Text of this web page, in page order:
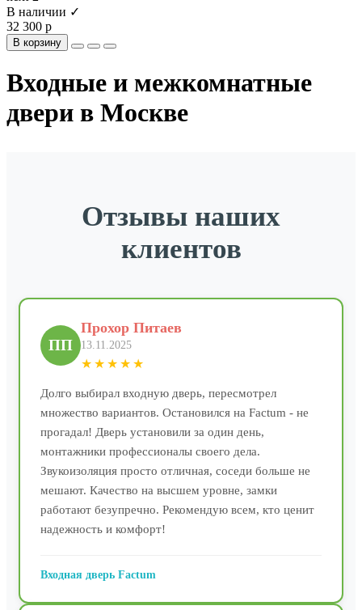
В наличии ✓
32 300 р
В корзину
Входные и межкомнатные
двери в Москве
Отзывы наших
клиентов
ПП
Прохор Питаев
13.11.2025
★★★★★
Долго выбирал входную дверь, пересмотрел
множество вариантов. Остановился на Factum - не
прогадал! Дверь установили за один день,
монтажники профессионалы своего дела.
Звукоизоляция просто отличная, соседи больше не
мешают. Качество на высшем уровне, замки
работают безупречно. Рекомендую всем, кто ценит
надежность и комфорт!
Входная дверь Factum